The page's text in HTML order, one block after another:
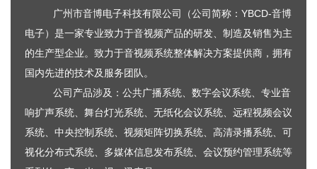
广州市音博电子科技有限公司（公司简称：YBCD-音博
电子）是一家专业致力于音视频产品的研发、制造及销售为主
的生产型企业。致力于音视频系统整体解决方案提供商，拥有
国内先进的技术及服务团队。
公司产品涉及：公共广播系统、数字会议系统、专业音
响扩声系统、舞台灯光系统、无纸化会议系统、远程视频会议
系统、中央控制系统、视频矩阵切换系统、高清录播系统、可
视化分布式系统、多媒体信息发布系统、会议预约管理系统等